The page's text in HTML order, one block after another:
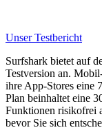
Unser Testbericht
Surfshark bietet auf
Testversion an.
ihre App-Stores eine
Plan beinhaltet eine
Funktionen risikofrei
bevor Sie sich